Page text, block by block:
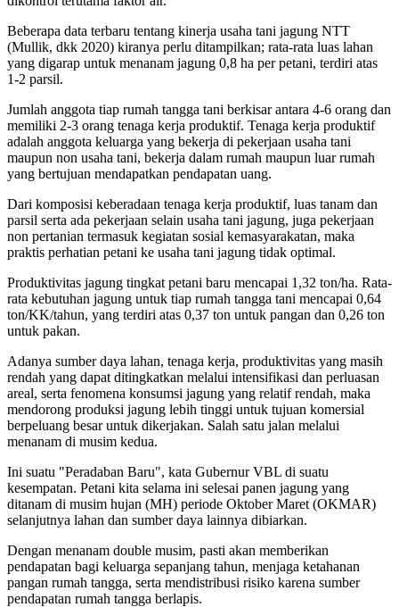
Beberapa data terbaru tentang kinerja usaha tani jagung NTT
(Mullik, dkk 2020) kiranya perlu ditampilkan; rata-rata luas lahan
yang digarap untuk menanam jagung 0,8 ha per petani, terdiri atas
1-2 parsil.
Jumlah anggota tiap rumah tangga tani berkisar antara 4-6 orang dan
memiliki 2-3 orang tenaga kerja produktif. Tenaga kerja produktif
adalah anggota keluarga yang bekerja di pekerjaan usaha tani
maupun non usaha tani, bekerja dalam rumah maupun luar rumah
yang bertujuan mendapatkan pendapatan uang.
Dari komposisi keberadaan tenaga kerja produktif, luas tanam dan
parsil serta ada pekerjaan selain usaha tani jagung, juga pekerjaan
non pertanian termasuk kegiatan sosial kemasyarakatan, maka
praktis perhatian petani ke usaha tani jagung tidak optimal.
Produktivitas jagung tingkat petani baru mencapai 1,32 ton/ha. Rata-
rata kebutuhan jagung untuk tiap rumah tangga tani mencapai 0,64
ton/KK/tahun, yang terdiri atas 0,37 ton untuk pangan dan 0,26 ton
untuk pakan.
Adanya sumber daya lahan, tenaga kerja, produktivitas yang masih
rendah yang dapat ditingkatkan melalui intensifikasi dan perluasan
areal, serta fenomena konsumsi jagung yang relatif rendah, maka
mendorong produksi jagung lebih tinggi untuk tujuan komersial
berpeluang besar untuk dikerjakan. Salah satu jalan melalui
menanam di musim kedua.
Ini suatu "Peradaban Baru", kata Gubernur VBL di suatu
kesempatan. Petani kita selama ini selesai panen jagung yang
ditanam di musim hujan (MH) periode Oktober Maret (OKMAR)
selanjutnya lahan dan sumber daya lainnya dibiarkan.
Dengan menanam double musim, pasti akan memberikan
pendapatan bagi keluarga sepanjang tahun, menjaga ketahanan
pangan rumah tangga, serta mendistribusi risiko karena sumber
pendapatan rumah tangga berlapis.